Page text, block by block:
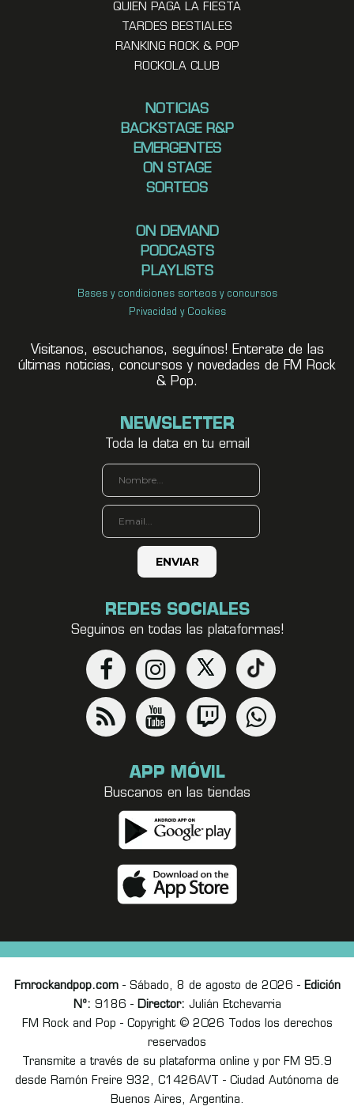
QUIEN PAGA LA FIESTA
TARDES BESTIALES
RANKING ROCK & POP
ROCKOLA CLUB
NOTICIAS
BACKSTAGE R&P
EMERGENTES
ON STAGE
SORTEOS
ON DEMAND
PODCASTS
PLAYLISTS
Bases y condiciones sorteos y concursos
Privacidad y Cookies
Visitanos, escuchanos, seguínos! Enterate de las
últimas noticias, concursos y novedades de FM Rock
& Pop.
NEWSLETTER
Toda la data en tu email
REDES SOCIALES
Seguinos en todas las plataformas!
APP MÓVIL
Buscanos en las tiendas
Fmrockandpop.com- Sábado, 8 de agosto de 2026 - Edición
Nº: 9186 - Director: Julián Etchevarria
FM Rock and Pop - Copyright © 2026 Todos los derechos
reservados
Transmite a través de su plataforma online y por FM 95.9
desde Ramón Freire 932, C1426AVT - Ciudad Autónoma de
Buenos Aires, Argentina.